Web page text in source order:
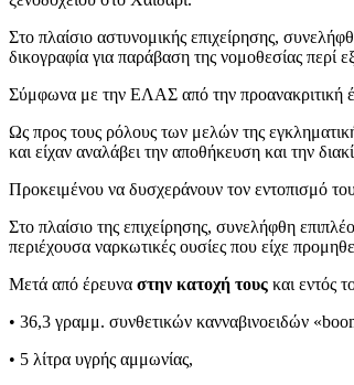
Στο πλαίσιο αστυνομικής επιχείρησης,
δικογραφία για παράβαση της νομοθεσίας
Σύμφωνα με την ΕΛΑΣ από την προανακριτική
Ως προς τους ρόλους των μελών της
και είχαν αναλάβει την αποθήκευση και την
Προκειμένου να δυσχεράνουν τον εντοπισμό
Στο πλαίσιο της επιχείρησης, συνελήφθη
περιέχουσα ναρκωτικές ουσίες που είχε
Μετά από έρευνα στην κατοχή τους και εντός
• 36,3 γραμμ. συνθετικών κανναβινοειδών
• 5 λίτρα υγρής αμμωνίας,